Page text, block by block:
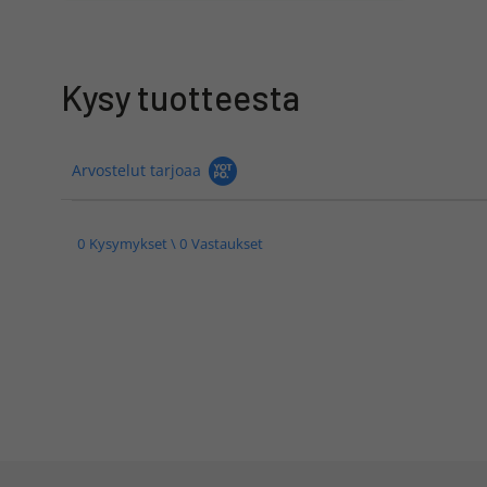
Kysy tuotteesta
Arvostelut tarjoaa
0 Kysymykset \ 0 Vastaukset